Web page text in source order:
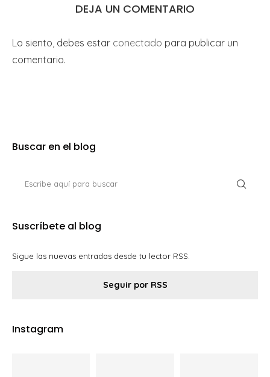
DEJA UN COMENTARIO
Lo siento, debes estar conectado para publicar un
comentario.
Buscar en el blog
Suscríbete al blog
Sigue las nuevas entradas desde tu lector RSS.
Seguir por RSS
Instagram